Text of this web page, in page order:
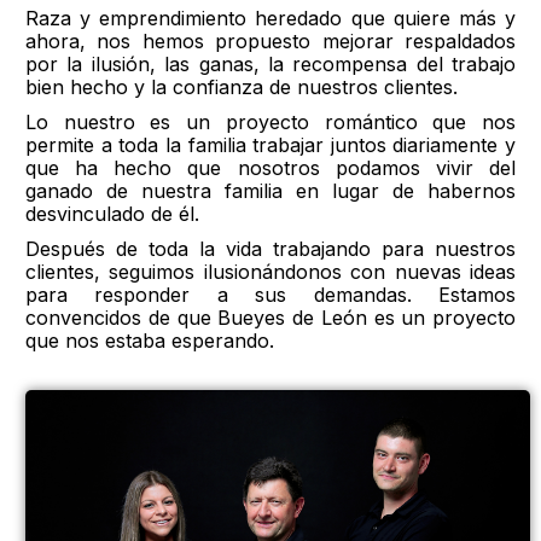
Raza y emprendimiento heredado que quiere más y
ahora, nos hemos propuesto mejorar respaldados
por la ilusión, las ganas, la recompensa del trabajo
bien hecho y la confianza de nuestros clientes.
Lo nuestro es un proyecto romántico que nos
permite a toda la familia trabajar juntos diariamente y
que ha hecho que nosotros podamos vivir del
ganado de nuestra familia en lugar de habernos
desvinculado de él.
Después de toda la vida trabajando para nuestros
clientes, seguimos ilusionándonos con nuevas ideas
para responder a sus demandas. Estamos
convencidos de que Bueyes de León es un proyecto
que nos estaba esperando.